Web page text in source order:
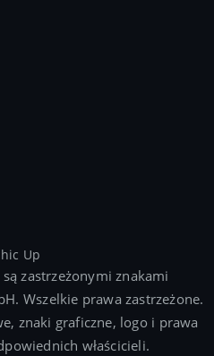
Up
zastrzeżonymi znakami
Wszelkie prawa zastrzeżone.
znaki graficzne, logo i prawa
właścicieli.